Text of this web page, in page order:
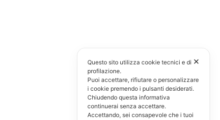
✕
Questo sito utilizza cookie tecnici e di
profilazione.
Puoi accettare, rifiutare o personalizzare
i cookie premendo i pulsanti desiderati.
Chiudendo questa informativa
continuerai senza accettare.
Accettando, sei consapevole che i tuoi